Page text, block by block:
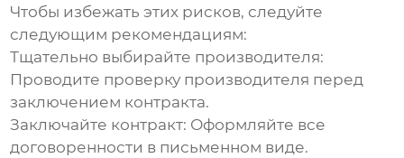
Чтобы избежать этих рисков, следуйте
следующим рекомендациям:
Тщательно выбирайте производителя:
Проводите проверку производителя перед
заключением контракта.
Заключайте контракт: Оформляйте все
договоренности в письменном виде.